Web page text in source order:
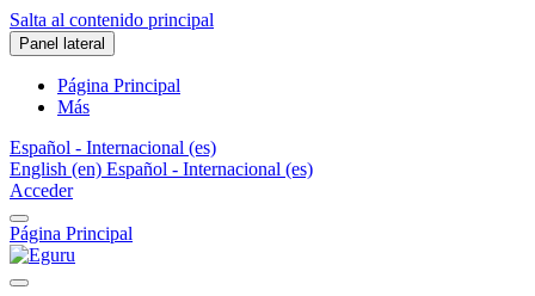
Salta al contenido principal
Panel lateral
Página Principal
Más
Español - Internacional ‎(es)‎
English ‎(en)‎ Español - Internacional ‎(es)‎
Acceder
Página Principal